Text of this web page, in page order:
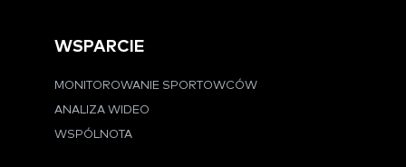
WSPARCIE
MONITOROWANIE SPORTOWCÓW
ANALIZA WIDEO
WSPÓLNOTA